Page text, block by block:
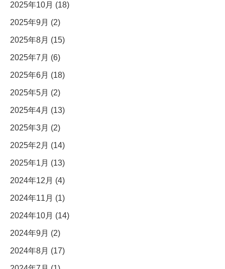
2025年10月 (18)
2025年9月 (2)
2025年8月 (15)
2025年7月 (6)
2025年6月 (18)
2025年5月 (2)
2025年4月 (13)
2025年3月 (2)
2025年2月 (14)
2025年1月 (13)
2024年12月 (4)
2024年11月 (1)
2024年10月 (14)
2024年9月 (2)
2024年8月 (17)